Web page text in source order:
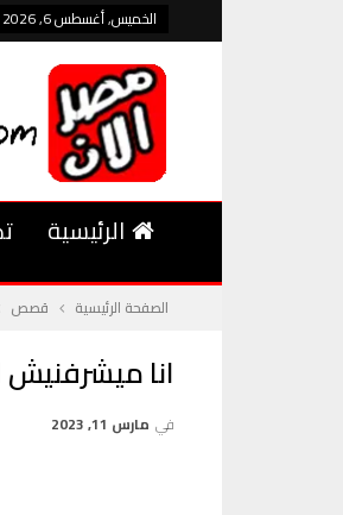
الخميس, أغسطس 6, 2026
الرئيسية
الصفحة الرئيسية قصص
انا
في مارس 11, 2023